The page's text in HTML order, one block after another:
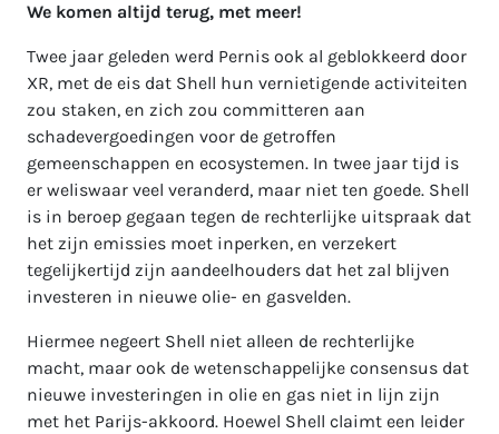
We komen altijd terug, met meer!
Twee jaar geleden werd Pernis ook al geblokkeerd door
XR, met de eis dat Shell hun vernietigende activiteiten
zou staken, en zich zou committeren aan
schadevergoedingen voor de getroffen
gemeenschappen en ecosystemen. In twee jaar tijd is
er weliswaar veel veranderd, maar niet ten goede. Shell
is in beroep gegaan tegen de rechterlijke uitspraak dat
het zijn emissies moet inperken, en verzekert
tegelijkertijd zijn aandeelhouders dat het zal blijven
investeren in nieuwe olie- en gasvelden.
Hiermee negeert Shell niet alleen de rechterlijke
macht, maar ook de wetenschappelijke consensus dat
nieuwe investeringen in olie en gas niet in lijn zijn
met het Parijs-akkoord. Hoewel Shell claimt een leider